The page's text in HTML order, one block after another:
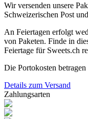
Wir versenden unsere
Schweizerischen Post
An Feiertagen erfolgt
von Paketen. Finde in
Feiertage für Sweets.ch
Die Portokosten betragen
Details zum Versand
Zahlungsarten